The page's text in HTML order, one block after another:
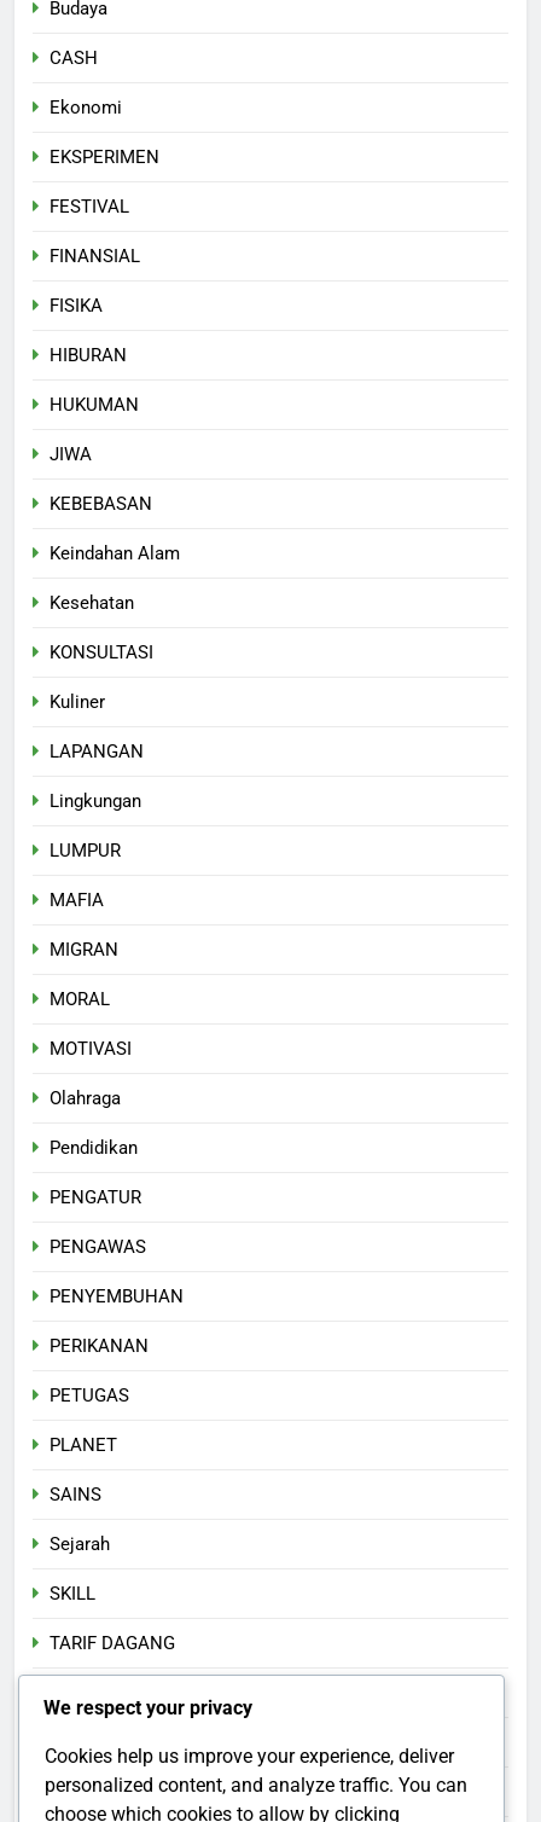
Budaya
CASH
Ekonomi
EKSPERIMEN
FESTIVAL
FINANSIAL
FISIKA
HIBURAN
HUKUMAN
JIWA
KEBEBASAN
Keindahan Alam
Kesehatan
KONSULTASI
Kuliner
LAPANGAN
Lingkungan
LUMPUR
MAFIA
MIGRAN
MORAL
MOTIVASI
Olahraga
Pendidikan
PENGATUR
PENGAWAS
PENYEMBUHAN
PERIKANAN
PETUGAS
PLANET
SAINS
Sejarah
SKILL
TARIF DAGANG
TRANSHUMANISME
We respect your privacy
Cookies help us improve your experience, deliver
personalized content, and analyze traffic. You can
choose which cookies to allow by clicking